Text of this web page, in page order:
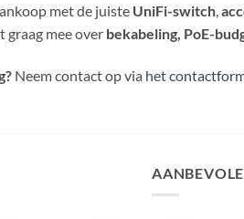
met de juiste UniFi-switch,
graag mee over bekabeling, PoE-
Neem contact op via het